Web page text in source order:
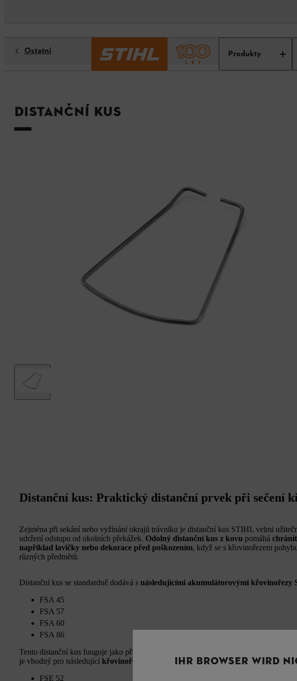
Produkty
Ostatní
Distanční kus
Distanční kus: Praktický distanční prvek při sečení
Zejména při sekání nebo vyžínání okrajů trávníku je distanční kus STIHL velmi
udržení odstupu od okolních překážek. Odolný distanční kus z kovu pomáhá
například lavičky nebo dekorace před poškozením, když se s křovinořezem
různých předmětů.
Distanční kus se standardně dodává s následujícími akumulátorovými křovinořezy
FSA 45
FSA 57
FSA 60
FSA 86
Tento distanční kus funguje jako příslušenství a lze jej
je vhodný pro následující křovinořezy STIHL
FSE 52
IHR BROWSER WIRD